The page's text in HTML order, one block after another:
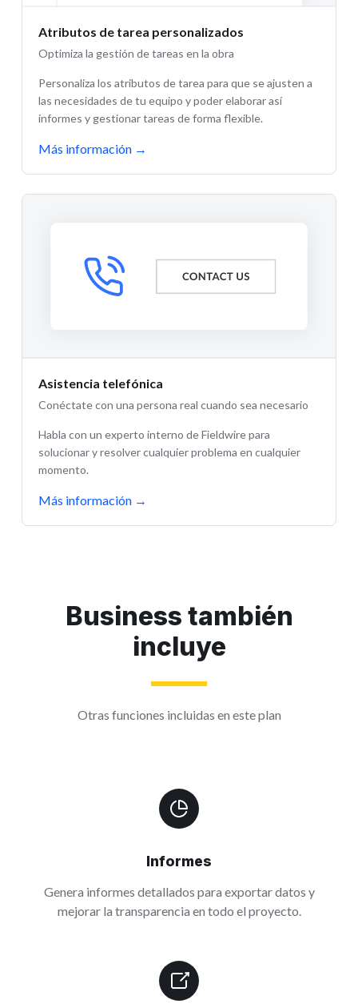
Atributos de tarea personalizados
Optimiza la gestión de tareas en la obra
Personaliza los atributos de tarea para que se ajusten a
las necesidades de tu equipo y poder elaborar así
informes y gestionar tareas de forma flexible.
Más información →
Asistencia telefónica
Conéctate con una persona real cuando sea necesario
Habla con un experto interno de Fieldwire para
solucionar y resolver cualquier problema en cualquier
momento.
Más información →
Business también
incluye
Otras funciones incluidas en este plan
Informes
Genera informes detallados para exportar datos y
mejorar la transparencia en todo el proyecto.